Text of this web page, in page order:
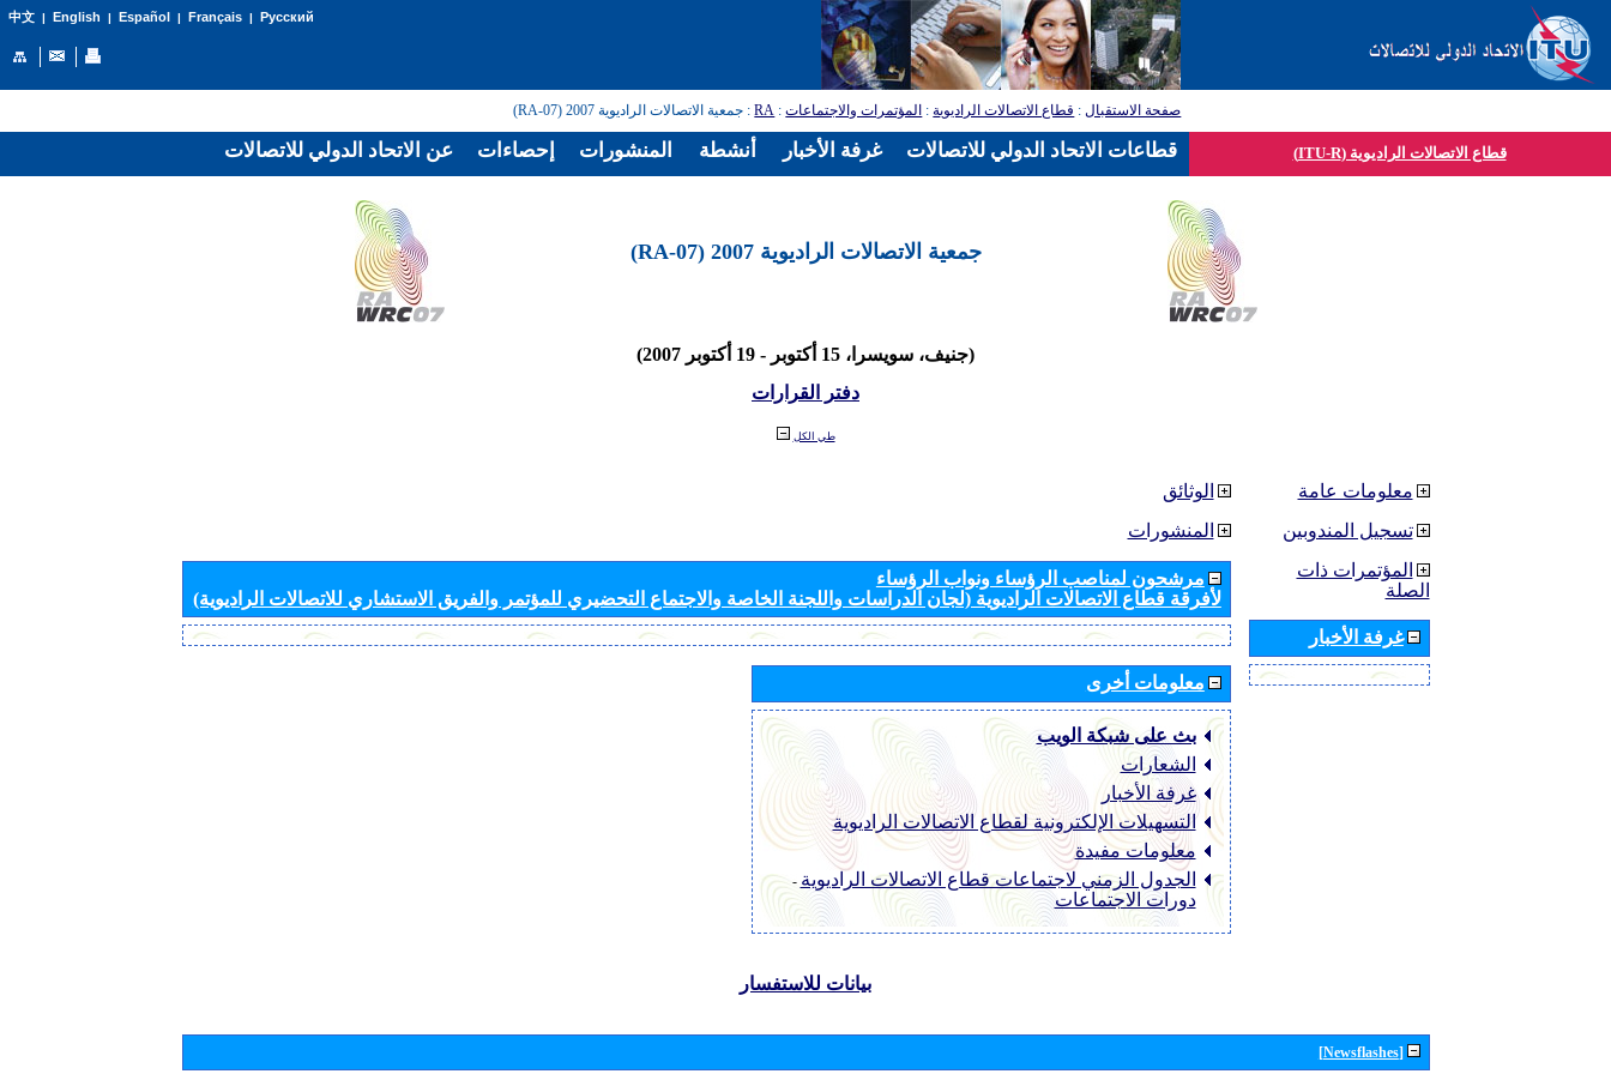
中文| English | Español | Français| Русский
صفحة الاستقبال: قطاع الاتصالات الراديوية: المؤتمرات والاجتماعات:
RA: جمعية الاتصالات الراديوية 2007 (RA-07)
قطاع الاتصالات الراديوية (ITU-R)
جمعية الاتصالات الراديوية 2007 (RA-07)
(جنيف، سويسرا، 15 أكتوبر - 19 أكتوبر 2007)
دفتر القرارات
طي الكل
الوثائق
المنشورات
مرشحون لمناصب الرؤساء ونواب الرؤساء
لأفرقة قطاع الاتصالات الراديوية (لجان الدراسات واللجنة الخاصة والاجتماع التحضيري للمؤتمر والفريق الاستشاري للاتصالات الراديوية)
معلومات أخرى
بث على شبكة الويب
الشعارات
غرفة الأخبار
التسهيلات الإلكترونية لقطاع الاتصالات الراديوية
معلومات مفيدة
الجدول الزمني لاجتماعات قطاع الاتصالات الراديوية -
دورات الاجتماعات
معلومات عامة
تسجيل المندوبين
المؤتمرات ذات
الصلة
غرفة الأخبار
بيانات للاستفسار
[Newsflashes]
عن الاتحاد الدولي للاتصالات إحصاءات المنشورات أنشطة غرفة الأخبار قطاعات الاتحاد الدولي للاتصالات